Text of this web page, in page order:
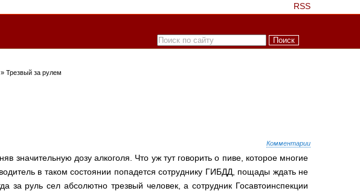
RSS
» Трезвый за рулем
Комментарии
значительную дозу алкоголя. Что уж тут говорить о пиве, которое многие
в таком состоянии попадется сотруднику ГИБДД, пощады ждать не
за руль сел абсолютно трезвый человек, а сотрудник Госавтоинспекции